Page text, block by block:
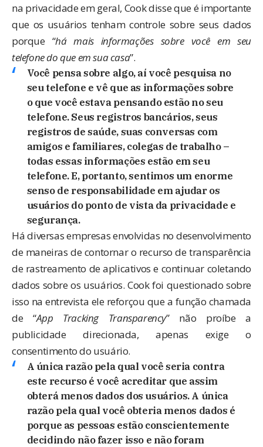
na privacidade em geral, Cook disse que é importante
que os usuários tenham controle sobre seus dados
porque “há mais informações sobre você em seu
telefone do que em sua casa”.
Você pensa sobre algo, aí você pesquisa no
seu telefone e vê que as informações sobre
o que você estava pensando estão no seu
telefone. Seus registros bancários, seus
registros de saúde, suas conversas com
amigos e familiares, colegas de trabalho –
todas essas informações estão em seu
telefone. E, portanto, sentimos um enorme
senso de responsabilidade em ajudar os
usuários do ponto de vista da privacidade e
segurança.
Há diversas empresas envolvidas no desenvolvimento
de maneiras de contornar o recurso de transparência
de rastreamento de aplicativos e continuar coletando
dados sobre os usuários. Cook foi questionado sobre
isso na entrevista ele reforçou que a função chamada
de “App Tracking Transparency” não proíbe a
publicidade direcionada, apenas exige o
consentimento do usuário.
A única razão pela qual você seria contra
este recurso é você acreditar que assim
obterá menos dados dos usuários. A única
razão pela qual você obteria menos dados é
porque as pessoas estão conscientemente
decidindo não fazer isso e não foram